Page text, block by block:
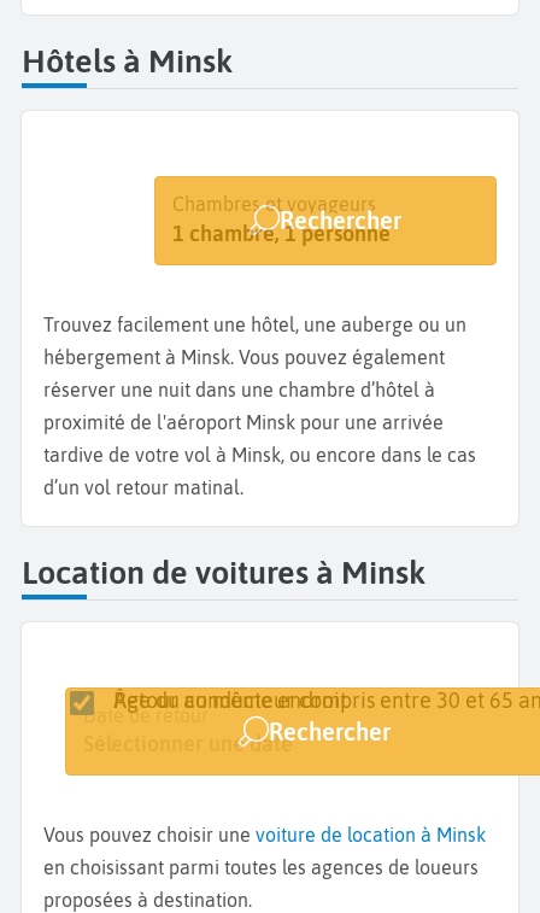
Hôtels à Minsk
Destination
Minsk
Dates
Dates de votre séjour
Chambres et voyageurs
1 chambre, 1 personne
Rechercher
Trouvez facilement une hôtel, une auberge ou un
hébergement à Minsk. Vous pouvez également
réserver une nuit dans une chambre d’hôtel à
proximité de l'aéroport Minsk pour une arrivée
tardive de votre vol à Minsk, ou encore dans le cas
d’un vol retour matinal.
Location de voitures à Minsk
Lieu de retrait
Date de retrait
Sélectionner une date
Date de retour
Sélectionner une date
Retour au même endroit
Âge du conducteur compris entre 30 et 65
Rechercher
Vous pouvez choisir une voiture de location à Minsk
en choisissant parmi toutes les agences de loueurs
proposées à destination.